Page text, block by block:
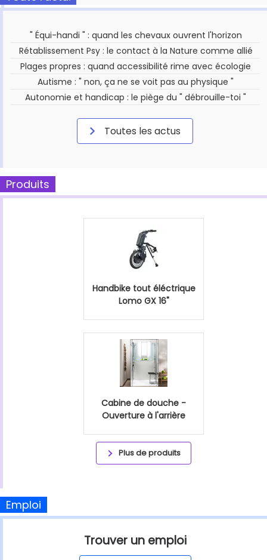
" Équi-handi " : quand les chevaux ouvrent l'horizon
Rétablissement Psy : le contact à la Nature comme allié
Plages propres : quand accessibilité rime avec écologie
Autisme : " non, ça ne se voit pas au physique "
Autonomie et handicap : le piège du " débrouille-toi "
Toutes les actus
Produits
Handbike tout éléctrique
Lomo GX 16"
Cabine de douche -
Ouverture à l'arrière
Plus de produits
Emploi
Trouver un emploi